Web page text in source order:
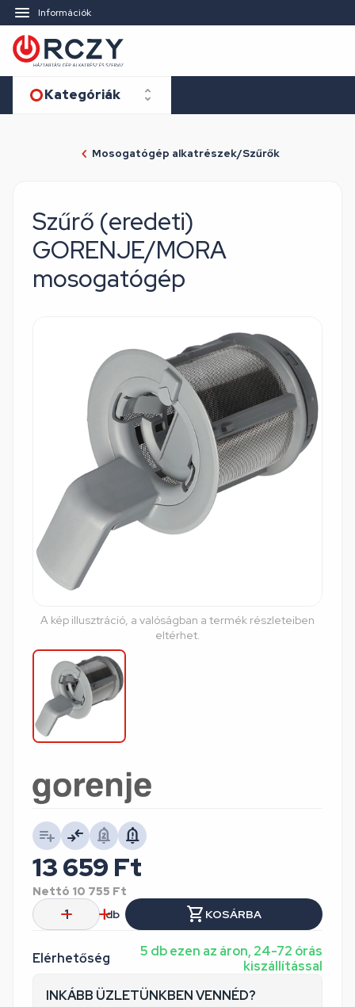
Információk
Kategóriák
Mosogatógép alkatrészek/Szűrők
Szűrő (eredeti)
GORENJE/MORA
mosogatógép
A kép illusztráció, a valóságban a termék részleteiben
eltérhet.
Elérhetőség
5 db ezen az áron, 24-72 órás
kiszállítással
INKÁBB ÜZLETÜNKBEN VENNÉD?
13 659 Ft
Nettó 10 755 Ft
db
KOSÁRBA